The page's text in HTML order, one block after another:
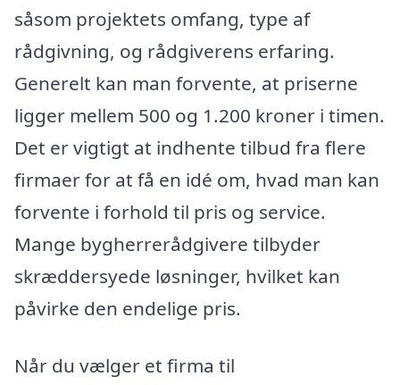
såsom projektets omfang, type af
rådgivning, og rådgiverens erfaring.
Generelt kan man forvente, at priserne
ligger mellem 500 og 1.200 kroner i timen.
Det er vigtigt at indhente tilbud fra flere
firmaer for at få en idé om, hvad man kan
forvente i forhold til pris og service.
Mange bygherrerådgivere tilbyder
skræddersyede løsninger, hvilket kan
påvirke den endelige pris.
Når du vælger et firma til